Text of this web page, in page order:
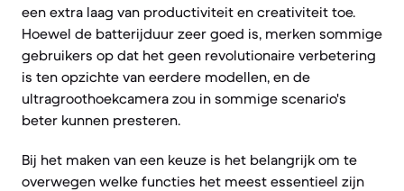
een extra laag van productiviteit en creativiteit toe.
Hoewel de batterijduur zeer goed is, merken sommige
gebruikers op dat het geen revolutionaire verbetering
is ten opzichte van eerdere modellen, en de
ultragroothoekcamera zou in sommige scenario's
beter kunnen presteren.
Bij het maken van een keuze is het belangrijk om te
overwegen welke functies het meest essentieel zijn